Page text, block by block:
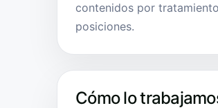
contenidos por
posiciones.
Cómo lo